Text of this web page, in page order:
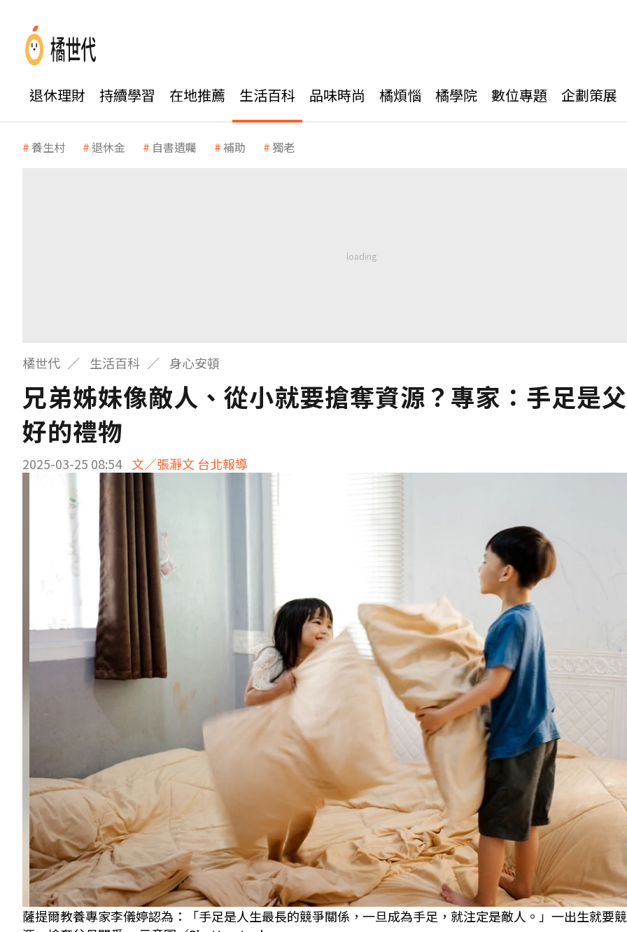
退休理財 持續學習 在地推薦 生活百科 品味時尚 橘煩惱 橘學院 數位專題 企劃策展
養生村 退休金 自書遺囑 補助 獨老
橘世代 生活百科 身心安頓
兄弟姊妹像敵人、從小就要搶奪資源？專家：手足是
好的禮物
2025-03-25 08:54 文／張瀞文 台北報導
薩提爾教養專家李儀婷認為：「手足是人生最長的競爭關係，一旦成為手足，就注定是敵人。」一出生就要